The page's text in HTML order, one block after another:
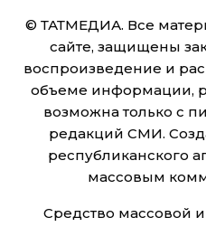
© ТАТМЕДИА. Все
сайте, защищены
воспроизведение и
объеме информации,
возможна только с
редакций СМИ.
республиканского
массовым
Средство массовой